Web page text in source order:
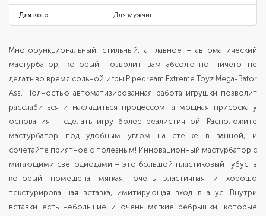
Для кого Для мужчин
Многофункциональный, стильный, а главное – автоматический
мастурбатор, который позволит вам абсолютно ничего не
делать во время сольной игры Pipedream Extreme Toyz Mega-Bator
Ass. Полностью автоматизированная работа игрушки позволит
расслабиться и насладиться процессом, а мощная присоска у
основания – сделать игру более реалистичной. Расположите
мастурбатор под удобным углом на стенке в ванной, и
сочетайте приятное с полезным! Инновационный мастурбатор с
мигающими светодиодами – это большой пластиковый тубус, в
который помещена мягкая, очень эластичная и хорошо
текстурированная вставка, имитирующая вход в анус. Внутри
вставки есть небольшие и очень мягкие ребрышки, которые